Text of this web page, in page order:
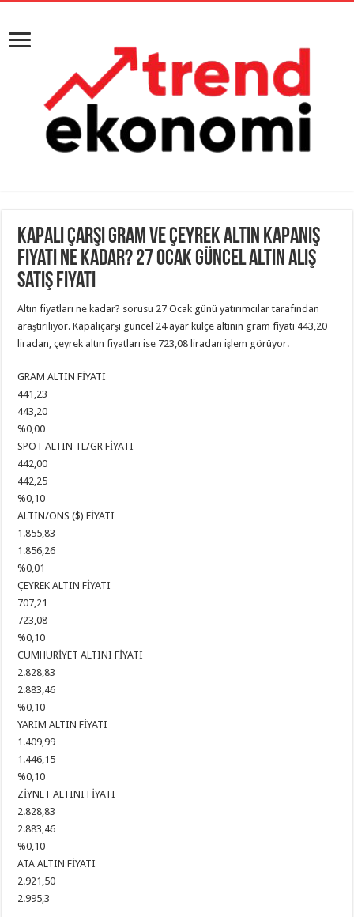
Kapalı çarşı gram ve çeyrek altın kapanış
fiyatı ne kadar? 27 Ocak güncel altın alış
satış fiyatı
Altın fiyatları ne kadar? sorusu 27 Ocak günü yatırımcılar tarafından
araştırılıyor. Kapalıçarşı güncel 24 ayar külçe altının gram fiyatı 443,20
liradan, çeyrek altın fiyatları ise 723,08 liradan işlem görüyor.
GRAM ALTIN FİYATI
441,23
443,20
%0,00
SPOT ALTIN TL/GR FİYATI
442,00
442,25
%0,10
ALTIN/ONS ($) FİYATI
1.855,83
1.856,26
%0,01
ÇEYREK ALTIN FİYATI
707,21
723,08
%0,10
CUMHURİYET ALTINI FİYATI
2.828,83
2.883,46
%0,10
YARIM ALTIN FİYATI
1.409,99
1.446,15
%0,10
ZİYNET ALTINI FİYATI
2.828,83
2.883,46
%0,10
ATA ALTIN FİYATI
2.921,50
2.995,3